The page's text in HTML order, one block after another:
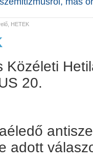
HETEK
Közéleti
20.
adott